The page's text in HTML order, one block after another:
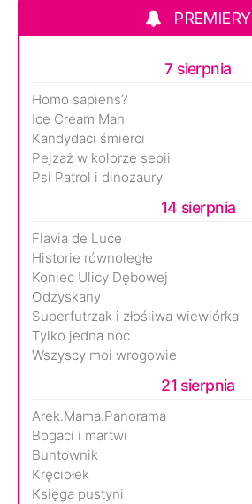
PREMIERY
7 sierpnia
Homo sapiens?
Ice Cream Man
Kandydaci śmierci
Pejzaż w kolorze sepii
Psi Patrol i dinozaury
14 sierpnia
Flavia de Luce
Historie równoległe
Koniec Ulicy Dębowej
Odzyskany
Superfutrzak i złośliwa wiewiórka
Tylko jedna noc
Wszyscy moi wrogowie
21 sierpnia
Arek.Mama.Panorama
Bogaci i martwi
Buntownik
Kręciołek
Księga pustyni